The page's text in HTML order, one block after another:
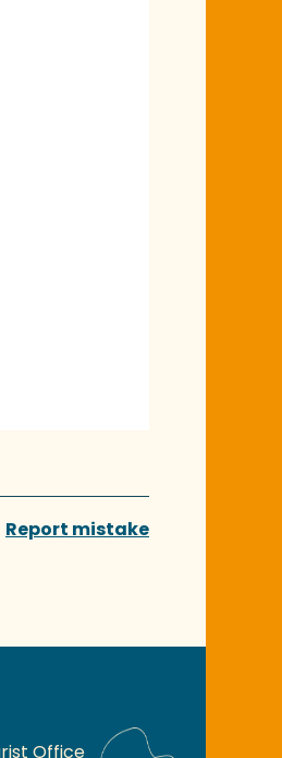
Report mistake
Office